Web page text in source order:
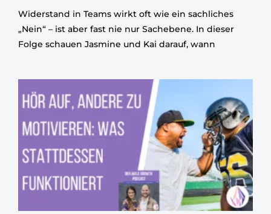
Widerstand in Teams wirkt oft wie ein sachliches
„Nein“ – ist aber fast nie nur Sachebene. In dieser
Folge schauen Jasmine und Kai darauf, wann